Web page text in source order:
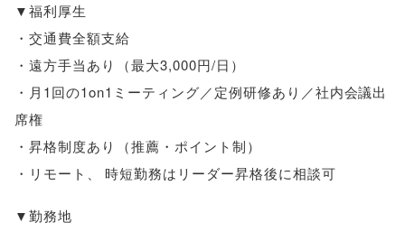
▼福利厚生
・交通費全額支給
・遠方手当あり
（最大3,000円/日 ）
・月1回の1on1ミーティング／定例研修あり／社内会議出
席権
・昇格制度あり
（推薦・ポイント制）
・リモート 、 時短勤務はリーダー昇格後に相談可
▼勤務地